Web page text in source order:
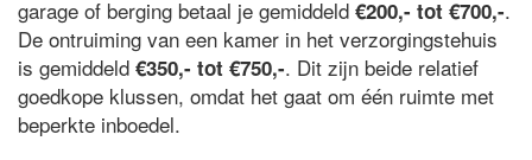
garage of berging betaal je gemiddeld €200,- tot €700,-.
De ontruiming van een kamer in het verzorgingstehuis
is gemiddeld €350,- tot €750,-. Dit zijn beide relatief
goedkope klussen, omdat het gaat om één ruimte met
beperkte inboedel.